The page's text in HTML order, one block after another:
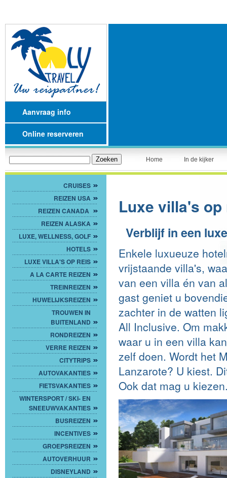
Aanvraag info
Online reserveren
Home In de kijker
CRUISES
REIZEN USA
REIZEN CANADA
REIZEN ALASKA
LUXE, WELLNESS, GOLF
HOTELS
LUXE VILLA'S OP REIS
A LA CARTE REIZEN
TREINREIZEN
HUWELIJKSREIZEN
TROUWEN IN
BUITENLAND
RONDREIZEN
VERRE REIZEN
CITYTRIPS
AUTOVAKANTIES
FIETSVAKANTIES
WINTERSPORT / SKI- EN
SNEEUWVAKANTIES
BUSREIZEN
INCENTIVES
GROEPSREIZEN
AUTOVERHUUR
DISNEYLAND
Luxe villa's op
Verblijf in een
Enkele luxueuze
vrijstaande villa's,
van een villa én van
gast geniet u
zachter in de watten
All Inclusive. Om
waar u in een villa
zelf doen. Wordt het
Lanzarote? U kiest.
Ook dat mag u